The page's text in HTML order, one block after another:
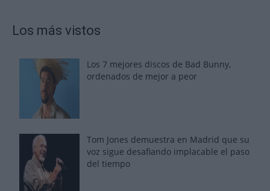
Los más vistos
Los 7 mejores discos de Bad Bunny,
ordenados de mejor a peor
Tom Jones demuestra en Madrid que su
voz sigue desafiando implacable el paso
del tiempo